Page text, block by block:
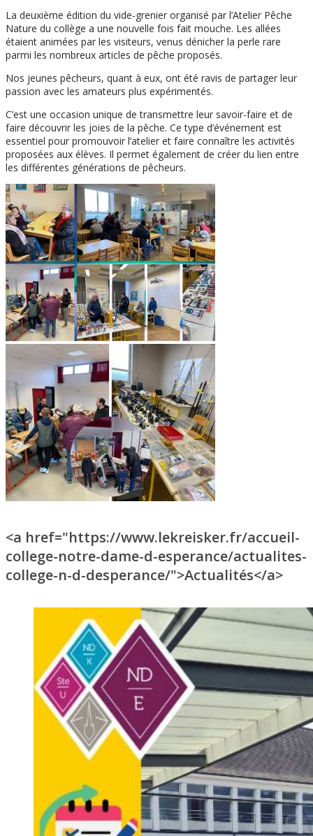
La deuxième édition du vide-grenier organisé par l’Atelier Pêche
Nature du collège a une nouvelle fois fait mouche. Les allées
étaient animées par les visiteurs, venus dénicher la perle rare
parmi les nombreux articles de pêche proposés.
Nos jeunes pêcheurs, quant à eux, ont été ravis de partager leur
passion avec les amateurs plus expérimentés.
C’est une occasion unique de transmettre leur savoir-faire et de
faire découvrir les joies de la pêche. Ce type d’événement est
essentiel pour promouvoir l’atelier et faire connaître les activités
proposées aux élèves. Il permet également de créer du lien entre
les différentes générations de pêcheurs.
<a href="https://www.lekreisker.fr/accueil-
college-notre-dame-d-esperance/actualites-
college-n-d-desperance/">Actualités</a>